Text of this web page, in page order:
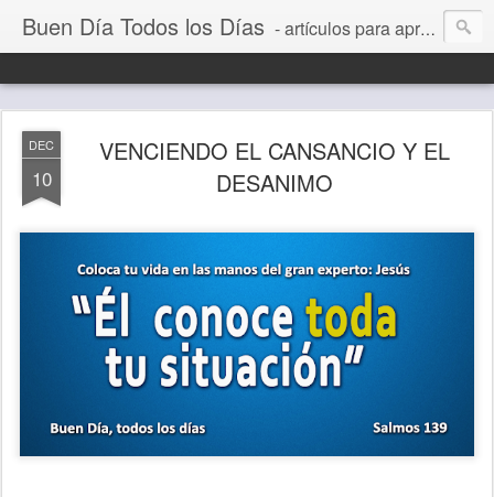
Buen Día Todos los Días - artículos para aprender a vivir mejor, un día a la vez. Por Juan C Quintero
DEC
10
VENCIENDO EL CANSANCIO Y EL
DESANIMO